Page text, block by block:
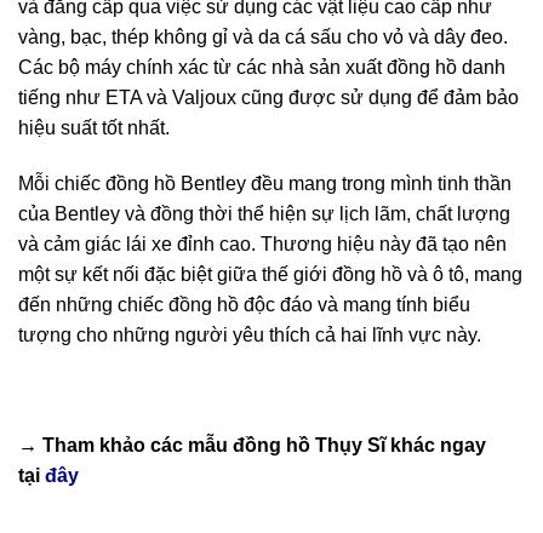
và đẳng cấp qua việc sử dụng các vật liệu cao cấp như
vàng, bạc, thép không gỉ và da cá sấu cho vỏ và dây đeo.
Các bộ máy chính xác từ các nhà sản xuất đồng hồ danh
tiếng như ETA và Valjoux cũng được sử dụng để đảm bảo
hiệu suất tốt nhất.
Mỗi chiếc đồng hồ Bentley đều mang trong mình tinh thần
của Bentley và đồng thời thể hiện sự lịch lãm, chất lượng
và cảm giác lái xe đỉnh cao. Thương hiệu này đã tạo nên
một sự kết nối đặc biệt giữa thế giới đồng hồ và ô tô, mang
đến những chiếc đồng hồ độc đáo và mang tính biểu
tượng cho những người yêu thích cả hai lĩnh vực này.
→ Tham khảo các mẫu đồng hồ Thụy Sĩkhác ngay
tại đây